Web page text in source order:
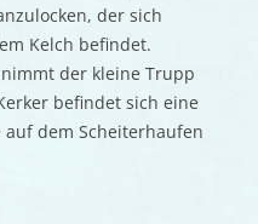
der sich
Kelch befindet.
der kleine Trupp
befindet sich eine
auf dem Scheiterhaufen